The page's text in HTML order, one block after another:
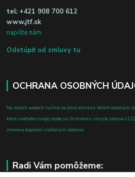
tel: +421 908 700 612
www.jtf.sk
napíšte nám
Odstúpiť od zmluvy tu
OCHRANA OSOBNÝCH
Na našich weboch ručíme za plnú ochranu Vašich osobných
ktoré uvediete o svojej osobe, sú chránené v zmysle zákona
zmene a doplnení niektorých zákonov.
Radi Vám pomôžeme: